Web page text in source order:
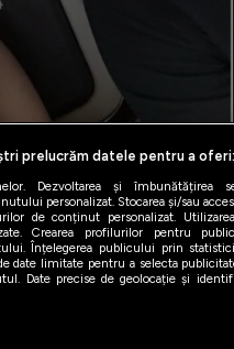
prelucrăm datele pentru a oferi:
Dezvoltarea și îmbunătățirea
personalizat. Stocarea și/sau
de conținut personalizat.
Crearea profilurilor pentru
Înțelegerea publicului prin
date limitate pentru a selecta
Date precise de geolocație și